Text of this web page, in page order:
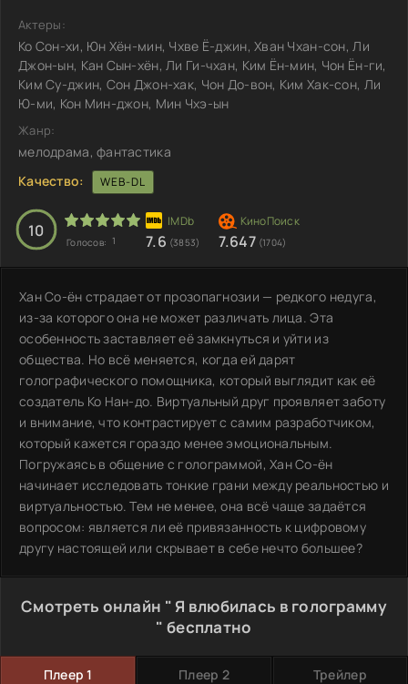
Актеры:
Ко Сон-хи, Юн Хён-мин, Чхве Ё-джин, Хван Чхан-сон, Ли
Джон-ын, Кан Сын-хён, Ли Ги-чхан, Ким Ён-мин, Чон Ён-ги,
Ким Су-джин, Сон Джон-хак, Чон До-вон, Ким Хак-сон, Ли
Ю-ми, Кон Мин-джон, Мин Чхэ-ын
Жанр:
мелодрама, фантастика
Качество:
WEB-DL
10
Голосов: 1 7.6 (3853) 7.647 (1704)
Хан Со-ён страдает от прозопагнозии — редкого недуга,
из-за которого она не может различать лица. Эта
особенность заставляет её замкнуться и уйти из
общества. Но всё меняется, когда ей дарят
голографического помощника, который выглядит как её
создатель Ко Нан-до. Виртуальный друг проявляет заботу
и внимание, что контрастирует с самим разработчиком,
который кажется гораздо менее эмоциональным.
Погружаясь в общение с голограммой, Хан Со-ён
начинает исследовать тонкие грани между реальностью и
виртуальностью. Тем не менее, она всё чаще задаётся
вопросом: является ли её привязанность к цифровому
другу настоящей или скрывает в себе нечто большее?
Смотреть онлайн " Я влюбилась в голограмму
" бесплатно
Плеер 1 Плеер 2 Трейлер